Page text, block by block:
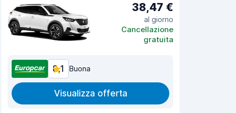
38,47 €
al giorno
Cancellazione
gratuita
8,1 Buona
Visualizza offerta